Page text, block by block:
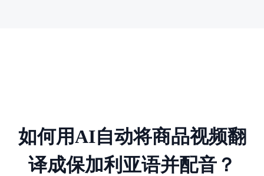
如何用AI自动将商品视频翻
译成保加利亚语并配音？